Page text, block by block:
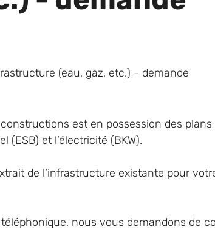
(eau, gaz, etc.) - demande
est en possession des
(ESB) et l’électricité (BKW).
de l’infrastructure existante pour